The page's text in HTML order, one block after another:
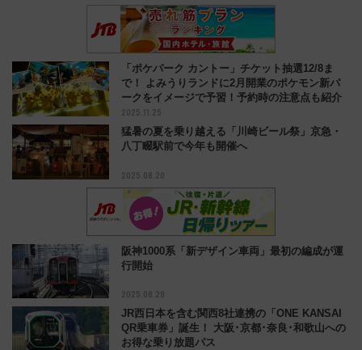
「ポケパーク カントー」チケット抽選12/8ま
で！ よみうりランドに2月開業のポケモン新パ
ークをイメージで予習！予約時の注意点も紹介
2025.11.25
猛暑の夏を乗り越える「川崎ビール祭」京急・
八丁畷駅前で今年も開催へ
2025.08.20
阪神1000系「新デザイン車両」最初の編成が運
行開始
2025.08.29
JR西日本を含む関西8社連携の「ONE KANSAI
QR乗車券」誕生！ 大阪･京都･奈良･和歌山への
お得な乗り放題パス